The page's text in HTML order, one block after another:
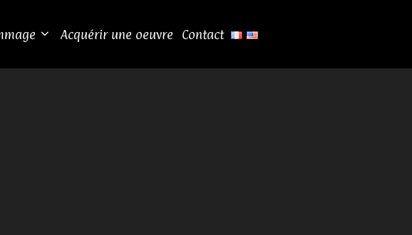
Acquérir une oeuvre Contact